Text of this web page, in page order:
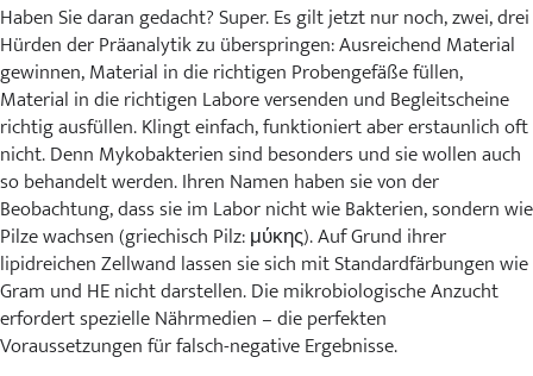
Haben Sie daran gedacht? Super. Es gilt jetzt nur noch, zwei, drei
Hürden der Präanalytik zu überspringen: Ausreichend Material
gewinnen, Material in die richtigen Probengefäße füllen,
Material in die richtigen Labore versenden und Begleitscheine
richtig ausfüllen. Klingt einfach, funktioniert aber erstaunlich oft
nicht. Denn Mykobakterien sind besonders und sie wollen auch
so behandelt werden. Ihren Namen haben sie von der
Beobachtung, dass sie im Labor nicht wie Bakterien, sondern wie
Pilze wachsen (griechisch Pilz: μύκης). Auf Grund ihrer
lipidreichen Zellwand lassen sie sich mit Standardfärbungen wie
Gram und HE nicht darstellen. Die mikrobiologische Anzucht
erfordert spezielle Nährmedien – die perfekten
Voraussetzungen für falsch-negative Ergebnisse.